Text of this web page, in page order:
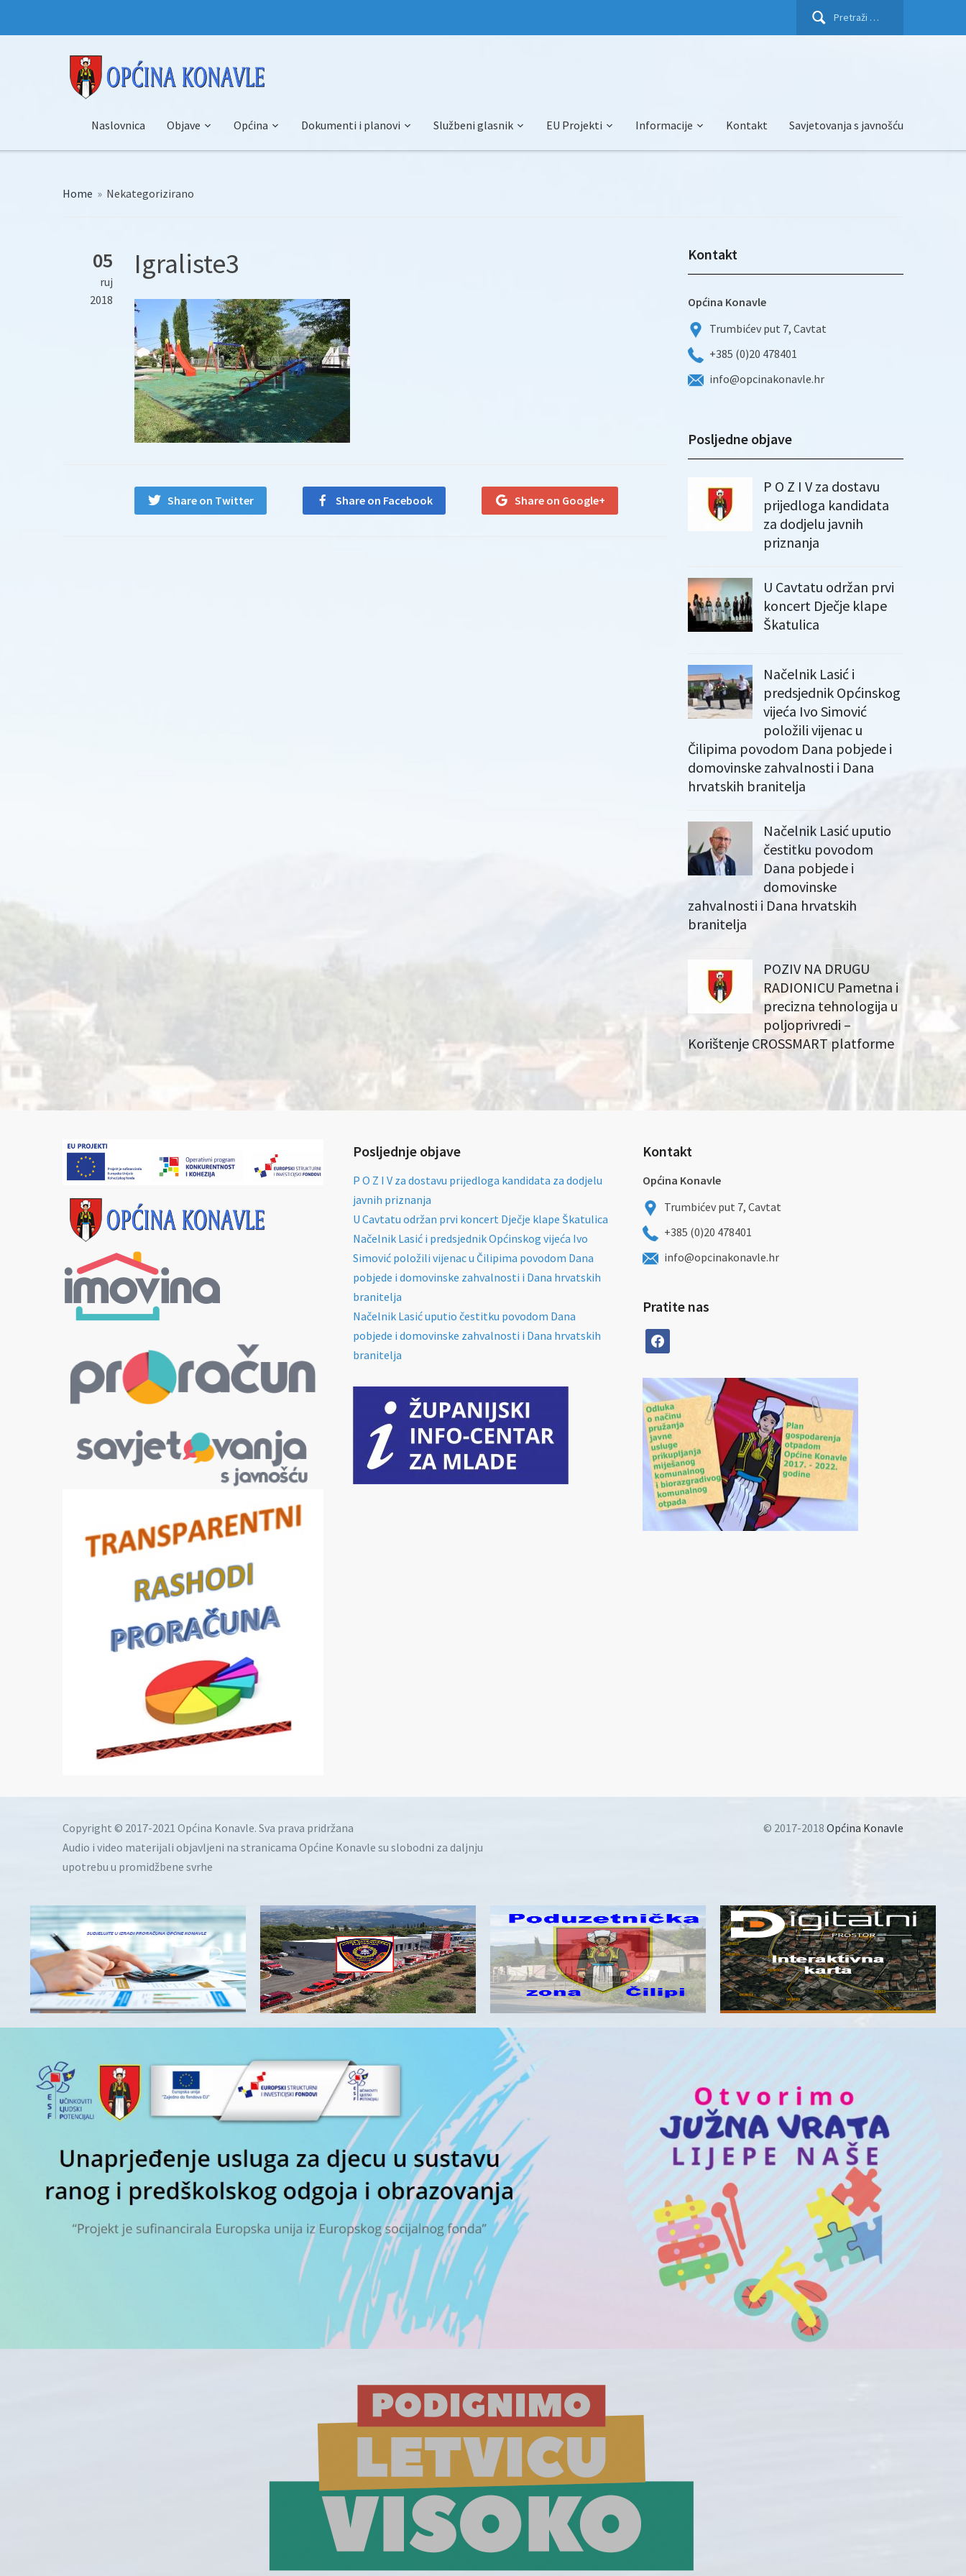
Pretraži:
Naslovnica Objave Općina Dokumenti i planovi Službeni glasnik EU Projekti Informacije Kontakt Savjetovanja s javnošću
Home » Nekategorizirano
05
ruj
2018
Igraliste3
Share on Twitter Share on Facebook Share on Google+
Kontakt
Općina Konavle
Trumbićev put 7, Cavtat
+385 (0)20 478401
info@opcinakonavle.hr
Posljedne objave
P O Z I V za dostavu
prijedloga kandidata
za dodjelu javnih
priznanja
U Cavtatu održan prvi
koncert Dječje klape
Škatulica
Načelnik Lasić i
predsjednik Općinskog
vijeća Ivo Simović
položili vijenac u
Čilipima povodom Dana pobjede i
domovinske zahvalnosti i Dana
hrvatskih branitelja
Načelnik Lasić uputio
čestitku povodom
Dana pobjede i
domovinske
zahvalnosti i Dana hrvatskih
branitelja
POZIV NA DRUGU
RADIONICU Pametna i
precizna tehnologija u
poljoprivredi –
Korištenje CROSSMART platforme
Posljednje objave
P O Z I V za dostavu prijedloga kandidata za dodjelu
javnih priznanja
U Cavtatu održan prvi koncert Dječje klape Škatulica
Načelnik Lasić i predsjednik Općinskog vijeća Ivo
Simović položili vijenac u Čilipima povodom Dana
pobjede i domovinske zahvalnosti i Dana hrvatskih
branitelja
Načelnik Lasić uputio čestitku povodom Dana
pobjede i domovinske zahvalnosti i Dana hrvatskih
branitelja
Kontakt
Općina Konavle
Trumbićev put 7, Cavtat
+385 (0)20 478401
info@opcinakonavle.hr
Pratite nas
facebook
Copyright © 2017-2021 Općina Konavle. Sva prava pridržana
Audio i video materijali objavljeni na stranicama Općine Konavle su slobodni za daljnju
upotrebu u promidžbene svrhe
© 2017-2018 Općina Konavle